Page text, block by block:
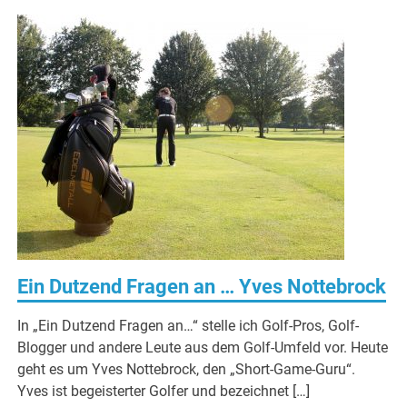
Ein Dutzend Fragen an … Yves Nottebrock
In „Ein Dutzend Fragen an…“ stelle ich Golf-Pros, Golf-
Blogger und andere Leute aus dem Golf-Umfeld vor. Heute
geht es um Yves Nottebrock, den „Short-Game-Guru“.
Yves ist begeisterter Golfer und bezeichnet […]